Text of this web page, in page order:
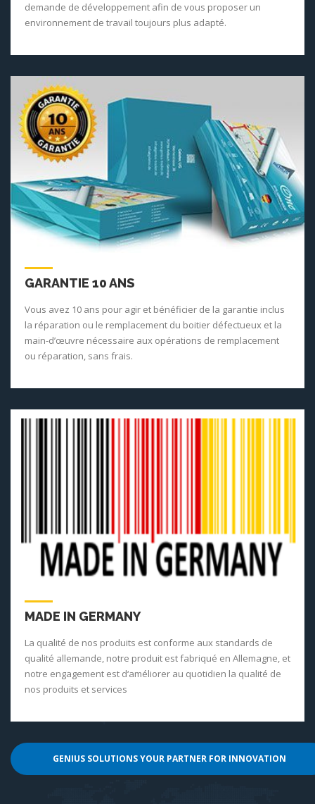
demande de développement afin de vous proposer un
environnement de travail toujours plus adapté.
GARANTIE 10 ANS
Vous avez 10 ans pour agir et bénéficier de la garantie inclus
la réparation ou le remplacement du boitier défectueux et la
main-d’œuvre nécessaire aux opérations de remplacement
ou réparation, sans frais.
MADE IN GERMANY
La qualité de nos produits est conforme aux standards de
qualité allemande, notre produit est fabriqué en Allemagne, et
notre engagement est d‘améliorer au quotidien la qualité de
nos produits et services
GENIUS SOLUTIONS YOUR PARTNER FOR INNOVATION